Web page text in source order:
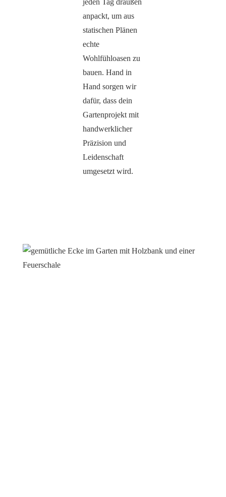
jeden Tag draußen
anpackt, um aus
statischen Plänen
echte
Wohlfühloasen zu
bauen. Hand in
Hand sorgen wir
dafür, dass dein
Gartenprojekt mit
handwerklicher
Präzision und
Leidenschaft
umgesetzt wird.